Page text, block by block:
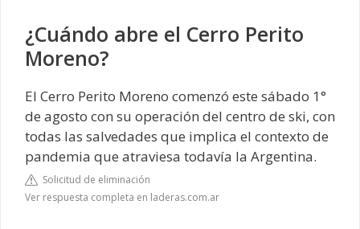
¿Cuándo abre el Cerro Perito
Moreno?
El Cerro Perito Moreno comenzó este sábado 1°
de agosto con su operación del centro de ski, con
todas las salvedades que implica el contexto de
pandemia que atraviesa todavía la Argentina.
Solicitud de eliminación
Ver respuesta completa en laderas.com.ar